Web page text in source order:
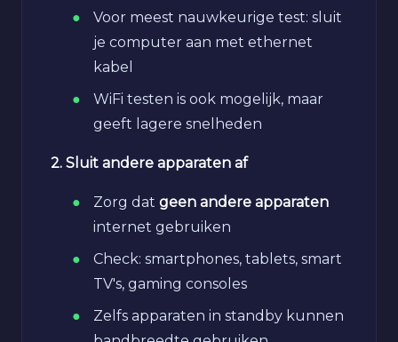
Voor meest nauwkeurige test: sluit
je computer aan met ethernet
kabel
WiFi testen is ook mogelijk, maar
geeft lagere snelheden
2. Sluit andere apparaten af
Zorg dat geen andere apparaten
internet gebruiken
Check: smartphones, tablets, smart
TV's, gaming consoles
Zelfs apparaten in standby kunnen